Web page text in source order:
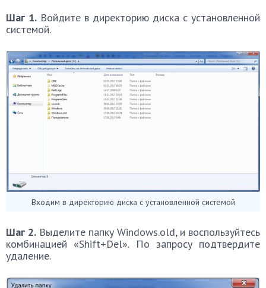
Шаг 1. Войдите в директорию диска с установленной
системой.
Входим в директорию диска с установленной системой
Шаг 2. Выделите папку Windows.old, и воспользуйтесь
комбинацией «Shift+Del». По запросу подтвердите
удаление.